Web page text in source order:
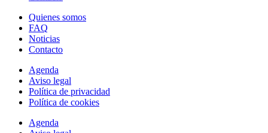
Quienes somos
FAQ
Noticias
Contacto
Agenda
Aviso legal
Política de privacidad
Política de cookies
Agenda